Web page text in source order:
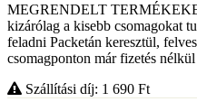
MEGRENDELT
kizárólag a kisebb csomagokat
feladni Packetán keresztül,
csomagponton már fizetés
Szállítási díj: 1 690 Ft